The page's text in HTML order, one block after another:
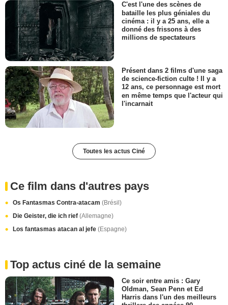
C'est l'une des scènes de
bataille les plus géniales du
cinéma : il y a 25 ans, elle a
donné des frissons à des
millions de spectateurs
Présent dans 2 films d'une saga
de science-fiction culte ! Il y a
12 ans, ce personnage est mort
en même temps que l'acteur qui
l'incarnait
Toutes les actus Ciné
Ce film dans d'autres pays
Os Fantasmas Contra-atacam (Brésil)
Die Geister, die ich rief (Allemagne)
Los fantasmas atacan al jefe (Espagne)
Top actus ciné de la semaine
Ce soir entre amis : Gary
Oldman, Sean Penn et Ed
Harris dans l'un des meilleurs